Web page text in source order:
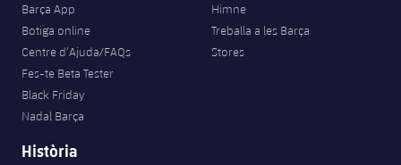
Barça App
Botiga online
Centre d’Ajuda/FAQs
Fes-te Beta Tester
Black Friday
Nadal Barça
Himne
Treballa a les Barça
Stores
Història